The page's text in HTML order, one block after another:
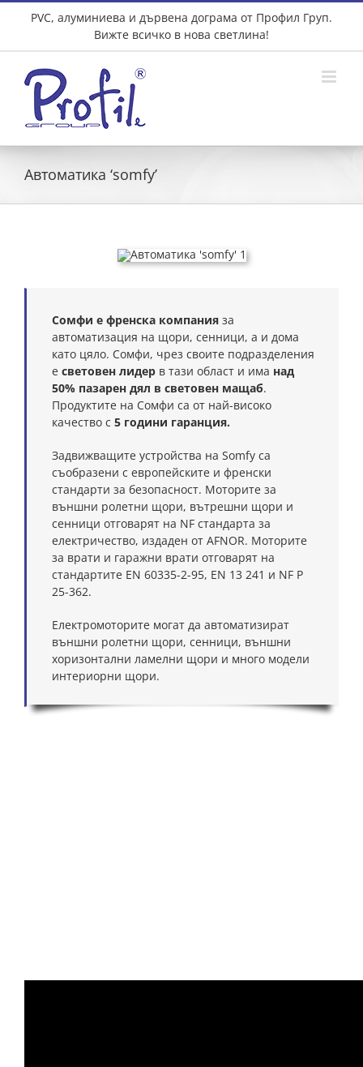
Skip
PVC, алуминиева и дървена дограма от Профил Груп.
Вижте всичко в нова светлина!
Автоматика ‘somfy’
Сомфи е френска компания за
автоматизация на щори, сенници, а и дома
като цяло. Сомфи, чрез своите подразделения
е световен лидер в тази област и има над
50% пазарен дял в световен мащаб.
Продуктите на Сомфи са от най-високо
качество с 5 години гаранция.
Задвижващите устройства на Somfy са
съобразени с европейските и френски
стандарти за безопасност. Моторите за
външни ролетни щори, вътрешни щори и
сенници отговарят на NF стандарта за
електричество, издаден от AFNOR. Моторите
за врати и гаражни врати отговарят на
стандартите EN 60335-2-95, EN 13 241 и NF P
25-362.
Електромоторите могат да автоматизират
външни ролетни щори, сенници, външни
хоризонтални ламелни щори и много модели
интериорни щори.